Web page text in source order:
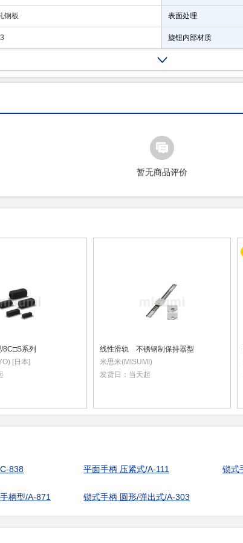
钢板 表面处理
旋钮内部材质
暂无商品评价
8C□S系列
[日本]
线性滑轨 不锈钢制保持器型
米思米(MISUMI)
发货日： 当天起
838 平面手柄 压紧式/A-111
柄型/A-871 锁式手柄 圆形/弹出式/A-303